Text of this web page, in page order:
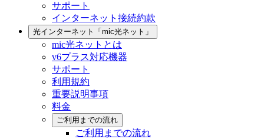
サポート
インターネット接続約款
光インターネット「mic光ネット」
mic光ネットとは
v6プラス対応機器
サポート
利用規約
重要説明事項
料金
ご利用までの流れ
ご利用までの流れ